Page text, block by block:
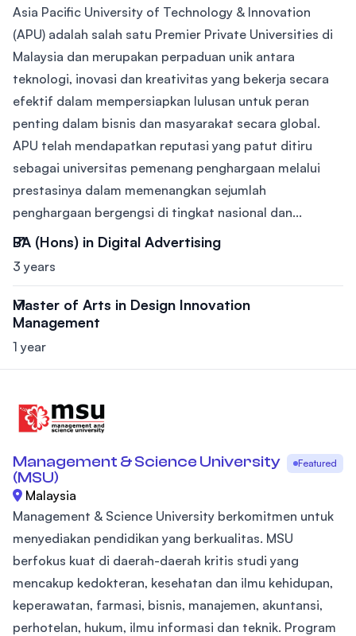
Asia Pacific University of Technology & Innovation
(APU) adalah salah satu Premier Private Universities di
Malaysia dan merupakan perpaduan unik antara
teknologi, inovasi dan kreativitas yang bekerja secara
efektif dalam mempersiapkan lulusan untuk peran
penting dalam bisnis dan masyarakat secara global.
APU telah mendapatkan reputasi yang patut ditiru
sebagai universitas pemenang penghargaan melalui
prestasinya dalam memenangkan sejumlah
penghargaan bergengsi di tingkat nasional dan...
BA (Hons) in Digital Advertising
3 years
Master of Arts in Design Innovation
Management
1 year
Management & Science University
(MSU)
Featured
Malaysia
Management & Science University berkomitmen untuk
menyediakan pendidikan yang berkualitas. MSU
berfokus kuat di daerah-daerah kritis studi yang
mencakup kedokteran, kesehatan dan ilmu kehidupan,
keperawatan, farmasi, bisnis, manajemen, akuntansi,
perhotelan, hukum, ilmu informasi dan teknik. Program